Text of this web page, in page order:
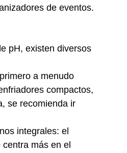
de eventos.
pH, existen diversos
a menudo
compactos,
se recomienda ir
integrales: el
más en el